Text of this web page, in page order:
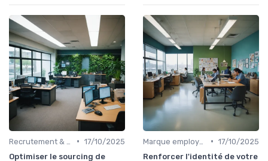
• 17/10/2025
Optimiser le sourcing de
• 17/10/2025
Renforcer l'identité de votre